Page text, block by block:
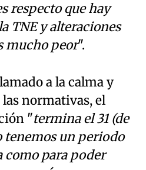
respecto que hay
TNE y alteraciones
mucho peor".
a la calma y
normativas, el
"termina el 31 (de
tenemos un periodo
como para poder